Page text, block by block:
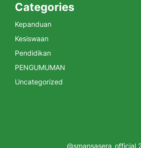
Categories
Kepanduan
Kesiswaan
Pendidikan
PENGUMUMAN
Uncategorized
@smansasera_official